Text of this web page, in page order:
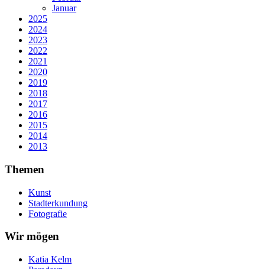
Januar
2025
2024
2023
2022
2021
2020
2019
2018
2017
2016
2015
2014
2013
Themen
Kunst
Stadterkundung
Fotografie
Wir mögen
Katia Kelm